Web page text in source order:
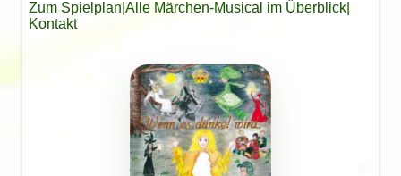
Zum Spielplan Alle Märchen-Musical im Überblick|
Kontakt